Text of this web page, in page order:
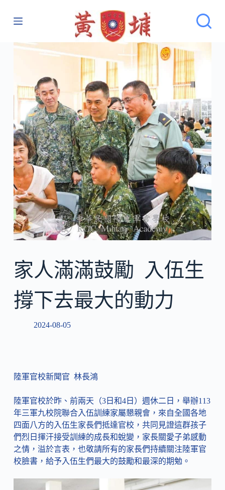
至
要
家人滿滿鼓勵 入伍生
撐下去最大的動力
2024-08-05
陸軍官校新聞官 林長鴻
陸軍官校於昨、前兩天（3日和4日）週休二日，舉辦113
年三軍九校院聯合入伍訓練家屬懇親會，來自全國各地
四面八方的入伍生家長們抵達官校，共同見證這群孩子
們烈日揮汗接受訓練的成長和蛻變，家長關愛子弟感動
之情，溢於言表，也敬請所有的家長們持續關注陸軍官
校臉書，給予入伍生們最大的鼓勵和最深的期勉。